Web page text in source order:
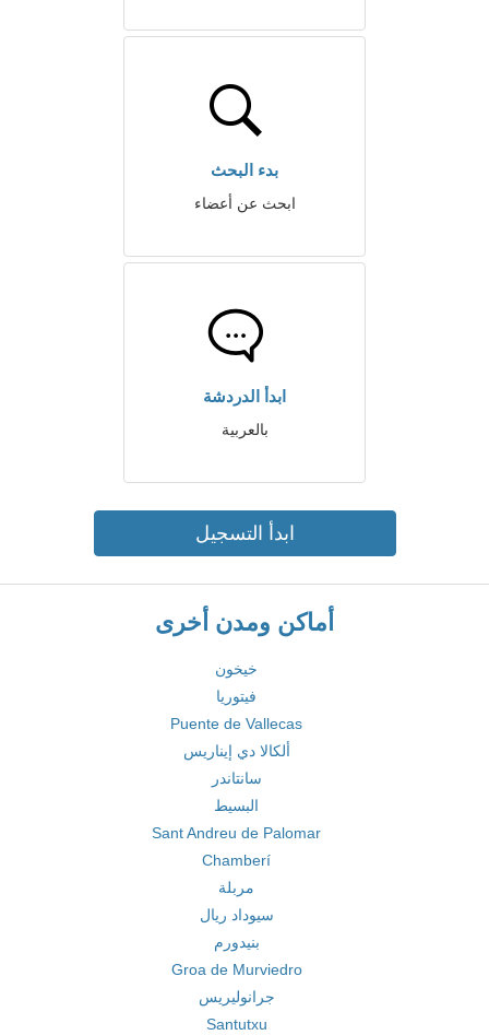
بدء البحث
ابحث عن أعضاء
ابدأ الدردشة
بالعربية
ابدأ التسجيل
أماكن ومدن أخرى
خيخون
فيتوريا
Puente de Vallecas
ألكالا دي إيناريس
سانتاندر
البسيط
Sant Andreu de Palomar
Chamberí
مربلة
سيوداد ريال
بنيدورم
Groa de Murviedro
جرانوليريس
Santutxu